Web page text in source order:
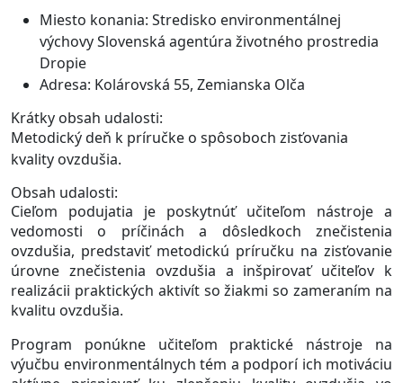
Miesto konania: Stredisko environmentálnej
výchovy Slovenská agentúra životného prostredia
Dropie
Adresa: Kolárovská 55, Zemianska Olča
Krátky obsah udalosti:
Metodický deň k príručke o spôsoboch zisťovania
kvality ovzdušia.
Obsah udalosti:
Cieľom podujatia je poskytnúť učiteľom nástroje a
vedomosti o príčinách a dôsledkoch znečistenia
ovzdušia, predstaviť metodickú príručku na zisťovanie
úrovne znečistenia ovzdušia a inšpirovať učiteľov k
realizácii praktických aktivít so žiakmi so zameraním na
kvalitu ovzdušia.
Program ponúkne učiteľom praktické nástroje na
výučbu environmentálnych tém a podporí ich motiváciu